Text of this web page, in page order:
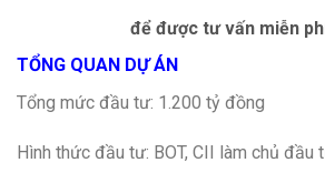
để được tư vấn miễn
TỔNG QUAN DỰ ÁN
Tổng mức đầu tư: 1.200 tỷ đồng
Hình thức đầu tư: BOT, CII làm chủ đầu